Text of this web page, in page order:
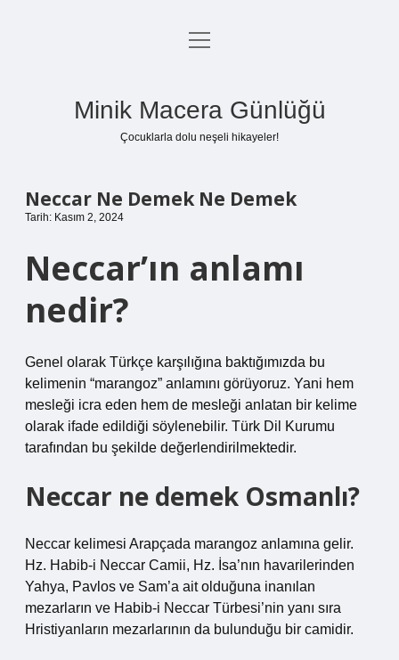
Anasayfa
menüyü
Minik Macera Günlüğü
Çocuklarla dolu neşeli hikayeler!
Neccar Ne Demek Ne Demek
Tarih: Kasım 2, 2024
Neccar’ın anlamı
nedir?
Genel olarak Türkçe karşılığına baktığımızda bu
kelimenin “marangoz” anlamını görüyoruz. Yani hem
mesleği icra eden hem de mesleği anlatan bir kelime
olarak ifade edildiği söylenebilir. Türk Dil Kurumu
tarafından bu şekilde değerlendirilmektedir.
Neccar ne demek Osmanlı?
Neccar kelimesi Arapçada marangoz anlamına gelir.
Hz. Habib-i Neccar Camii, Hz. İsa’nın havarilerinden
Yahya, Pavlos ve Sam’a ait olduğuna inanılan
mezarların ve Habib-i Neccar Türbesi’nin yanı sıra
Hristiyanların mezarlarının da bulunduğu bir camidir.